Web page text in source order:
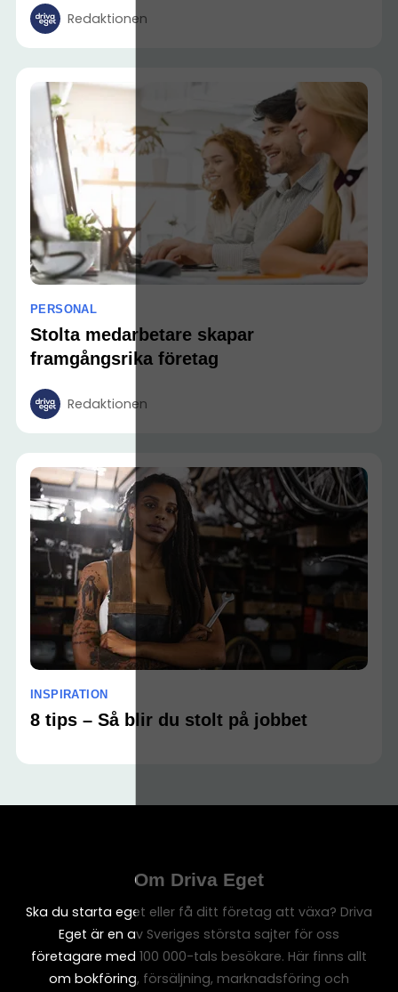
Redaktionen
PERSONAL
Stolta medarbetare skapar
framgångsrika företag
Redaktionen
INSPIRATION
8 tips – Så blir du stolt på jobbet
Om Driva Eget
Ska du starta eget eller få ditt företag att växa? Driva
Eget är en av Sveriges största sajter för oss
företagare med 100 000-tals besökare. Här finns allt
om bokföring, försäljning, marknadsföring och